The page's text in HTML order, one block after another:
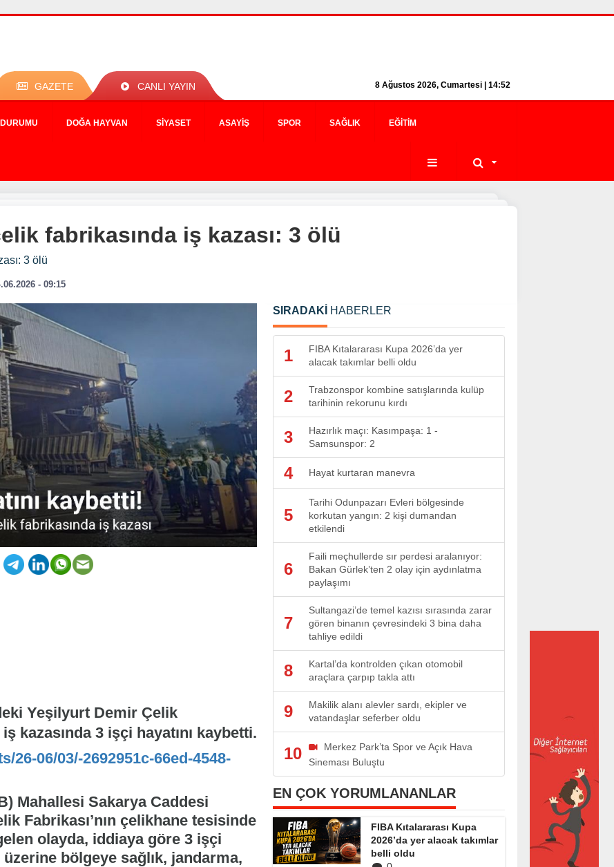
GAZETE CANLI YAYIN 8 Ağustos 2026, Cumartesi | 14:52
DOĞA HAYVAN SIYASET ASAYIŞ SPOR SAĞLIK EĞITIM
fabrikasında iş kazası: 3 ölü
3 ölü
- 09:15
Yeşilyurt Demir Çelik
kazasında 3 işçi hayatını kaybetti.
06/03/-2692951c-66ed-4548-
Mahallesi Sakarya Caddesi
Fabrikası’nın çelikhane tesisinde
olayda, iddiaya göre 3 işçi
üzerine bölgeye sağlık, jandarma,
SIRADAKİ HABERLER
1
FIBA Kıtalararası Kupa 2026’da yer
alacak takımlar belli oldu
2
Trabzonspor kombine satışlarında kulüp
tarihinin rekorunu kırdı
3
Hazırlık maçı: Kasımpaşa: 1 -
Samsunspor: 2
4 Hayat kurtaran manevra
5
Tarihi Odunpazarı Evleri bölgesinde
korkutan yangın: 2 kişi dumandan
etkilendi
6
Faili meçhullerde sır perdesi aralanıyor:
Bakan Gürlek’ten 2 olay için aydınlatma
paylaşımı
7
Sultangazi’de temel kazısı sırasında zarar
gören binanın çevresindeki 3 bina daha
tahliye edildi
8
Kartal’da kontrolden çıkan otomobil
araçlara çarpıp takla attı
9
Makilik alanı alevler sardı, ekipler ve
vatandaşlar seferber oldu
10
Merkez Park’ta Spor ve Açık Hava
Sineması Buluştu
EN ÇOK YORUMLANANLAR
FIBA Kıtalararası Kupa
2026’da yer alacak takımlar
belli oldu